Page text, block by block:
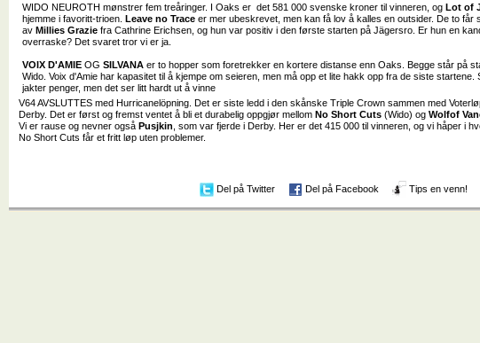
WIDO NEUROTH mønstrer fem treåringer. I Oaks er det 581 000 svenske kroner til vinneren, og Lot of
hjemme i favoritt-trioen.
Leave no Traceer mer ubeskrevet, men kan få lov å kalles en outsider. De to får
av Millies Graziefra Cathrine Erichsen, og hun var positiv i den første starten på Jägersro. Er hun en
overraske? Det svaret tror vi er ja.
VOIX D'AMIEOG SILVANAer to hopper som foretrekker en kortere distanse enn Oaks. Begge står på
Wido. Voix d'Amie har kapasitet til å kjempe om seieren, men må opp et lite hakk opp fra de siste startene.
jakter penger, men det ser litt hardt ut å vinne
V64 AVSLUTTES med Hurricanelöpning. Det er siste ledd i den skånske Triple Crown sammen med
Derby. Det er først og fremst ventet å bli et durabelig oppgjør mellomNo Short Cuts (Wido) ogWolfof
Vi er rause og nevner ogsåPusjkin , som var fjerde i Derby. Her er det 415 000 til vinneren, og vi håper i
No Short Cuts får et fritt løp uten problemer.
Del på Twitter Del på Facebook Tips en venn!